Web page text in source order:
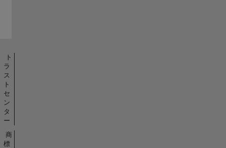
ト
ラ
ス
ト
セ
ン
タ
ー
商
標